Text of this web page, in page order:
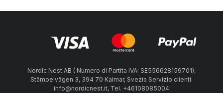
Nordic Nest AB ( Numero di Partita IVA: SE556628159701),
Stämpelvägen 3, 394 70 Kalmar, Svezia Servizio clienti:
info@nordicnest.it, Tel. +46108085004